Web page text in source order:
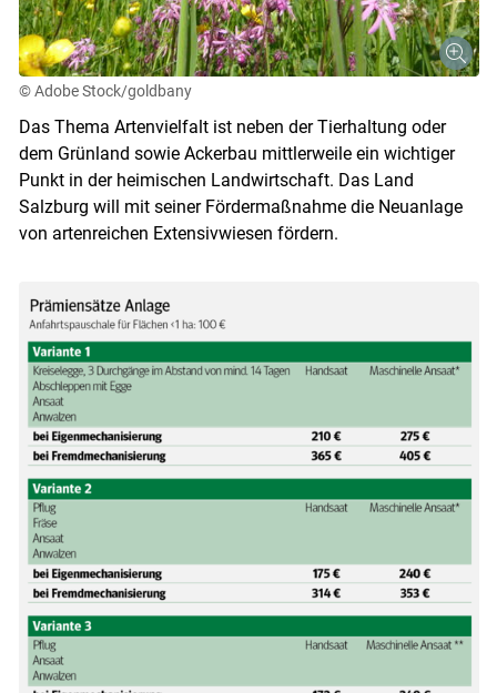
Skip to main content
© Adobe Stock/goldbany
Das Thema Artenvielfalt ist neben der Tierhaltung oder
dem Grünland sowie Ackerbau mittlerweile ein wichtiger
Punkt in der heimischen Landwirtschaft. Das Land
Salzburg will mit seiner Fördermaßnahme die Neuanlage
von artenreichen Extensivwiesen fördern.